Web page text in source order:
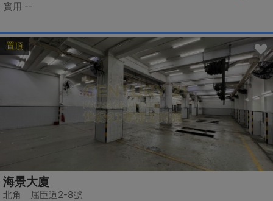
實用 --
置頂
海景大廈
北角 屈臣道2-8號